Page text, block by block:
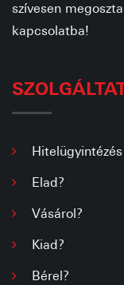
szívesen
kapcsolatba!
Hitelügyintézés
Elad?
Vásárol?
Kiad?
Bérel?